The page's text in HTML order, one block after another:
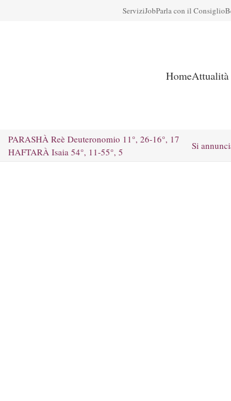
ServiziJobParla con il Consiglio
HomeAttualità
PARASHÀ Reè Deuteronomio 11°, 26-16°, 17
HAFTARÀ Isaia 54°, 11-55°, 5
Si